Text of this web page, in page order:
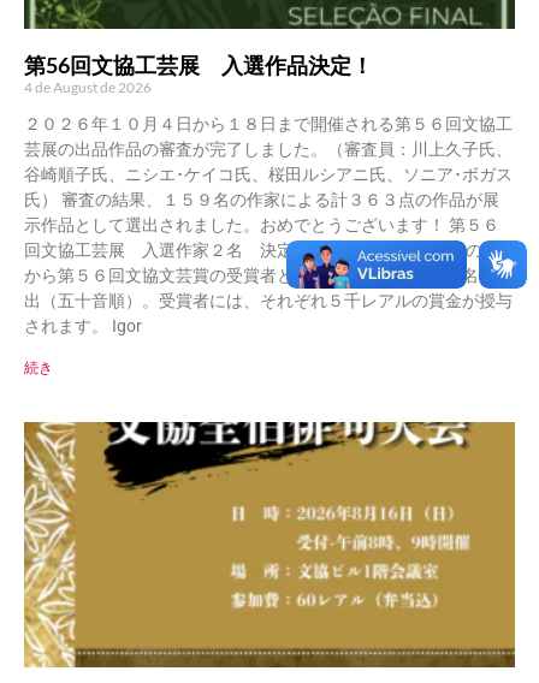
第56回文協工芸展 入選作品決定！
4 de August de 2026
２０２６年１０月４日から１８日まで開催される第５６回文協工
芸展の出品作品の審査が完了しました。（審査員：川上久子氏、
谷崎順子氏、ニシエ･ケイコ氏、桜田ルシアニ氏、ソニア･ボガス
氏） 審査の結果、１５９名の作家による計３６３点の作品が展
示作品として選出されました。おめでとうございます！ 第５６
回文協工芸展 入選作家２名 決定 審査委員会は、入選者の中
から第５６回文協文芸賞の受賞者として、以下の作家を２名を選
出（五十音順）。受賞者には、それぞれ５千レアルの賞金が授与
されます。 Igor
続き